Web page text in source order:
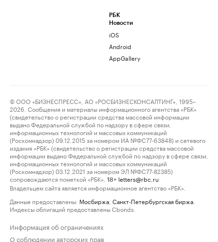
РБК
Новости
iOS
Android
AppGallery
© ООО «БИЗНЕСПРЕСС», АО «РОСБИЗНЕСКОНСАЛТИНГ», 1995–
2026. Сообщения и материалы информационного агентства «РБК»
(свидетельство о регистрации средства массовой информации
выдано Федеральной службой по надзору в сфере связи,
информационных технологий и массовых коммуникаций
(Роскомнадзор) 09.12.2015 за номером ИА №ФС77-63848) и сетевого
издания «РБК» (свидетельство о регистрации средства массовой
информации выдано Федеральной службой по надзору в сфере связи,
информационных технологий и массовых коммуникаций
(Роскомнадзор) 03.12.2021 за номером ЭЛ №ФС77-82385)
сопровождаются пометкой «РБК».
18+ letters@rbc.ru
Владельцем сайта является информационное агентство «РБК».
Данные предоставлены: Мосбиржа Санкт-Петербургская биржа
Индексы облигаций предоставлены Cbonds.
Информация об ограничениях
О соблюдении авторских прав